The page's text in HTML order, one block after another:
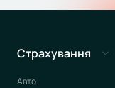
Страхування
Авто